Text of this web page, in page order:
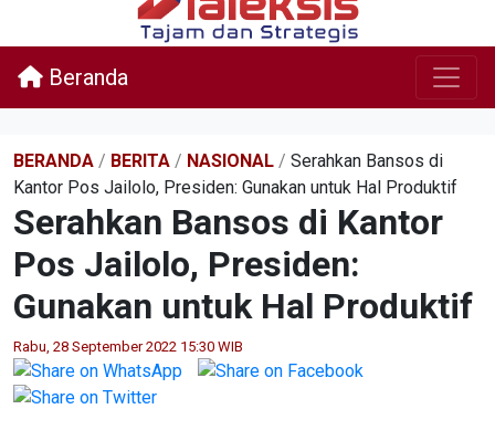
Beranda
BERANDA / BERITA / NASIONAL / Serahkan Bansos di
Kantor Pos Jailolo, Presiden: Gunakan untuk Hal Produktif
Serahkan Bansos di Kantor
Pos Jailolo, Presiden:
Gunakan untuk Hal Produktif
Rabu, 28 September 2022 15:30 WIB